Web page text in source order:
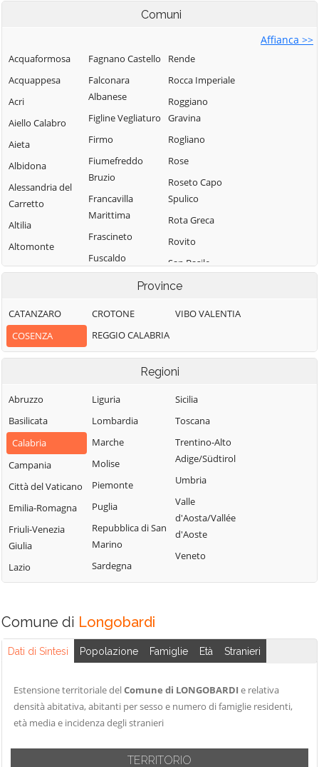
Comuni
Affianca >>
Acquaformosa
Acquappesa
Acri
Aiello Calabro
Aieta
Albidona
Alessandria del
Carretto
Altilia
Altomonte
Amantea
Aprigliano
Belmonte
Calabro
Bianchi
Bisignano
Bocchigliero
Bonifati
Buonvicino
Calopezzati
Cariati
Carolei
Casali del Manco
Cassano all'Ionio
Castiglione
Cosentino
Fagnano Castello
Falconara
Albanese
Figline Vegliaturo
Firmo
Fiumefreddo
Bruzio
Francavilla
Marittima
Frascineto
Fuscaldo
Piemontese
Lago
Laino Castello
Lappano
Lattarico
Longobardi
Longobucco
Lungro
Luzzi
Mandatoriccio
Mangone
Marano
Principato
Mendicino
Rende
Rocca Imperiale
Roggiano
Gravina
Rogliano
Rose
Roseto Capo
Spulico
Rota Greca
Rovito
San Basile
San Benedetto
Albanese
San Demetrio
Corone
San Donato di
San Giorgio
Albanese
San Giovanni in
Fiore
San Lorenzo
Vallo
Argentano
Finita
San Nicola Arcella
Province
CATANZARO
COSENZA
CROTONE
REGGIO CALABRIA
VIBO VALENTIA
Regioni
Abruzzo
Basilicata
Calabria
Campania
Città del Vaticano
Emilia-Romagna
Friuli-Venezia
Giulia
Lazio
Liguria
Lombardia
Marche
Molise
Piemonte
Puglia
Repubblica di San
Marino
Sardegna
Sicilia
Toscana
Trentino-Alto
Adige/Südtirol
Umbria
Valle
d'Aosta/Vallée
d'Aoste
Veneto
Comune di Longobardi
Dati di Sintesi Popolazione Famiglie Età Stranieri
Estensione territoriale delComune di LONGOBARDI e relativa
densità abitativa, abitanti per sesso e numero di famiglie residenti,
età media e incidenza degli stranieri
TERRITORIO